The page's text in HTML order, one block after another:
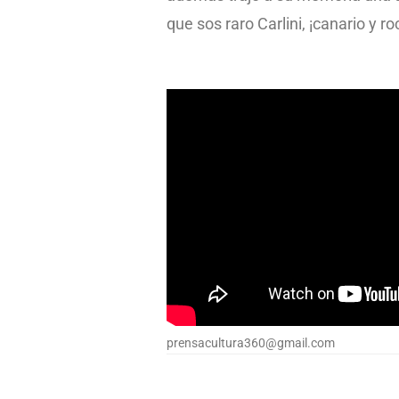
que sos raro Carlini, ¡canario y
prensacultura360@gmail.com